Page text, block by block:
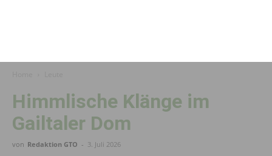
Himmlische Klänge im
Gailtaler Dom
von Redaktion GTO - 3. Juli 2026